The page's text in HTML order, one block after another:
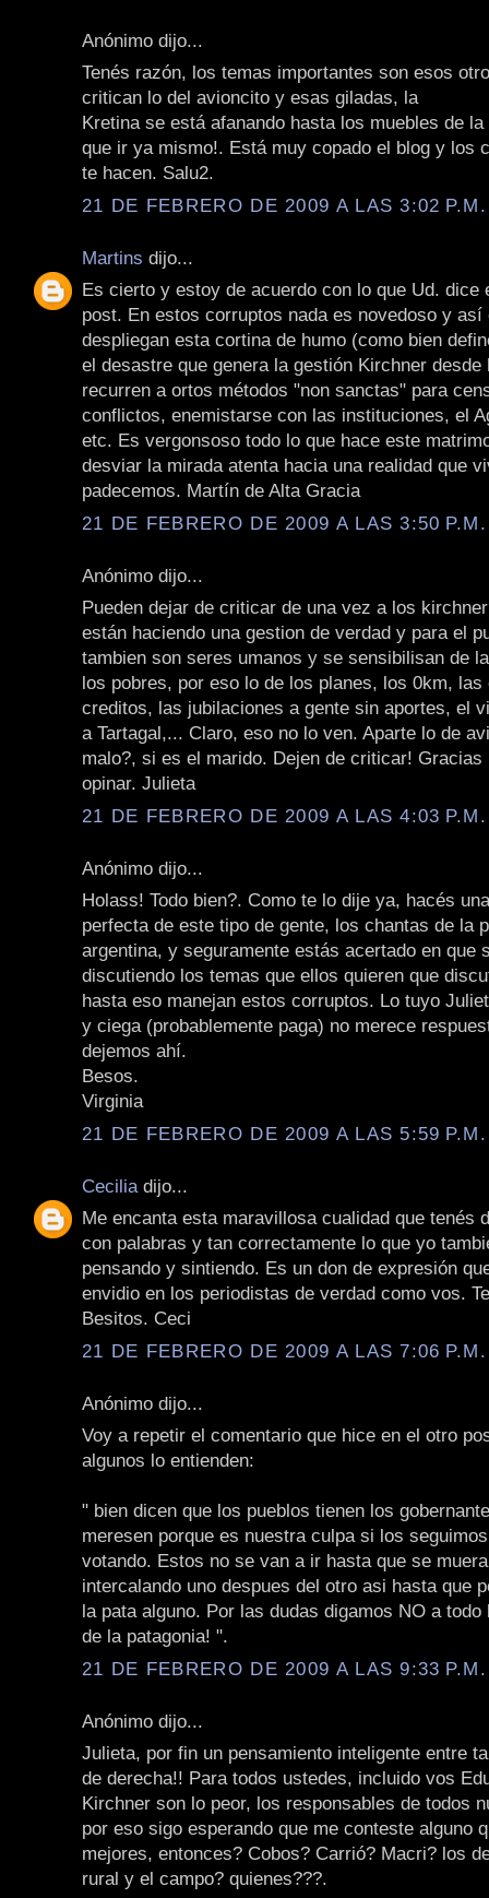
Anónimo dijo...
Tenés razón, los temas importantes son esos
critican lo del avioncito y esas giladas, la
Kretina se está afanando hasta los muebles de
que ir ya mismo!. Está muy copado el blog y los
te hacen. Salu2.
21 DE FEBRERO DE 2009 A LAS 3:02 P.M.
Martins dijo...
Es cierto y estoy de acuerdo con lo que Ud. dice
post. En estos corruptos nada es novedoso y así
despliegan esta cortina de humo (como bien
el desastre que genera la gestión Kirchner desde
recurren a ortos métodos "non sanctas" para
conflictos, enemistarse con las instituciones, el
etc. Es vergonsoso todo lo que hace este
desviar la mirada atenta hacia una realidad que
padecemos. Martín de Alta Gracia
21 DE FEBRERO DE 2009 A LAS 3:50 P.M.
Anónimo dijo...
Pueden dejar de criticar de una vez a los
están haciendo una gestion de verdad y para el
tambien son seres umanos y se sensibilisan de
los pobres, por eso lo de los planes, los 0km, las
creditos, las jubilaciones a gente sin aportes, el
a Tartagal,... Claro, eso no lo ven. Aparte lo de
malo?, si es el marido. Dejen de criticar! Gracias
opinar. Julieta
21 DE FEBRERO DE 2009 A LAS 4:03 P.M.
Anónimo dijo...
Holass! Todo bien?. Como te lo dije ya, hacés
perfecta de este tipo de gente, los chantas de la
argentina, y seguramente estás acertado en que
discutiendo los temas que ellos quieren que
hasta eso manejan estos corruptos. Lo tuyo
y ciega (probablemente paga) no merece
dejemos ahí.
Besos.
Virginia
21 DE FEBRERO DE 2009 A LAS 5:59 P.M.
Cecilia dijo...
Me encanta esta maravillosa cualidad que tenés
con palabras y tan correctamente lo que yo
pensando y sintiendo. Es un don de expresión
envidio en los periodistas de verdad como vos.
Besitos. Ceci
21 DE FEBRERO DE 2009 A LAS 7:06 P.M.
Anónimo dijo...
Voy a repetir el comentario que hice en el otro
algunos lo entienden:
" bien dicen que los pueblos tienen los
meresen porque es nuestra culpa si los
votando. Estos no se van a ir hasta que se
intercalando uno despues del otro asi hasta que
la pata alguno. Por las dudas digamos NO a todo
de la patagonia! ".
21 DE FEBRERO DE 2009 A LAS 9:33 P.M.
Anónimo dijo...
Julieta, por fin un pensamiento inteligente entre
de derecha!! Para todos ustedes, incluido vos
Kirchner son lo peor, los responsables de todos
por eso sigo esperando que me conteste alguno
mejores, entonces? Cobos? Carrió? Macri? los
rural y el campo? quienes???.